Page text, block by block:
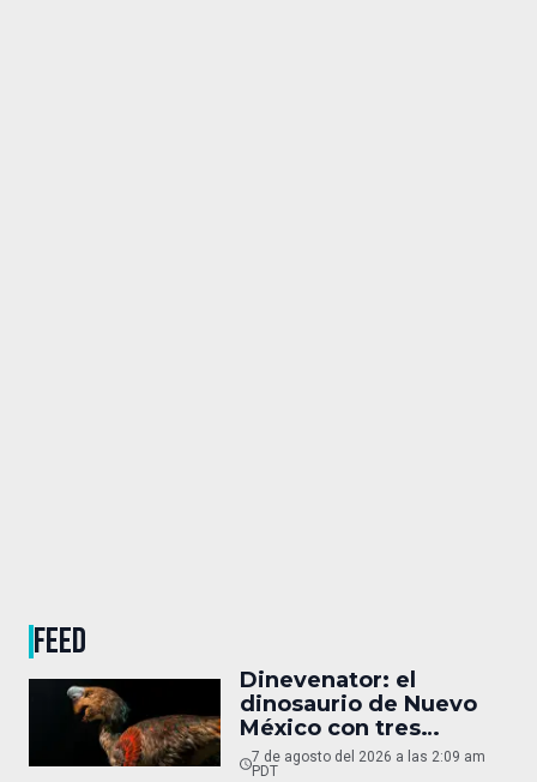
FEED
Dinevenator: el
dinosaurio de Nuevo
México con tres
nombres
7 de agosto del 2026 a las 2:09 am
PDT